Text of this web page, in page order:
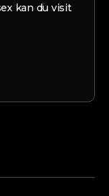
kan du visit